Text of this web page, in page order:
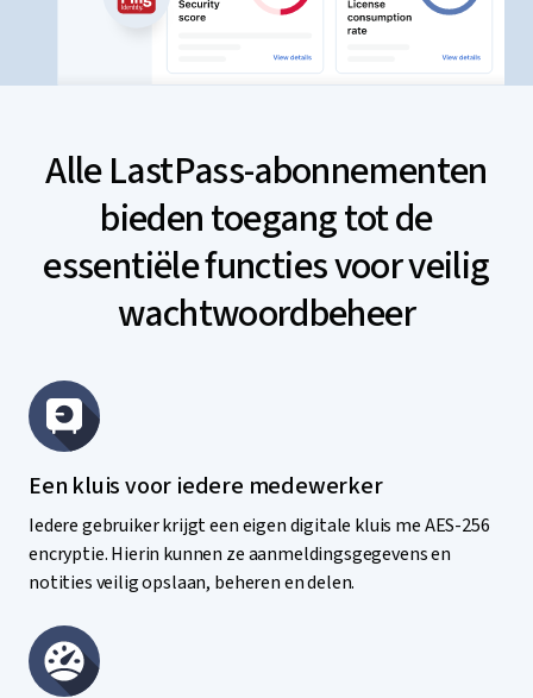
Alle LastPass-abonnementen
bieden toegang tot de
essentiële functies voor veilig
wachtwoordbeheer
Een kluis voor iedere medewerker
Iedere gebruiker krijgt een eigen digitale kluis me AES-256
encryptie. Hierin kunnen ze aanmeldingsgegevens en
notities veilig opslaan, beheren en delen.